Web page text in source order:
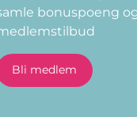
bonuspoeng
post
Bli medlem